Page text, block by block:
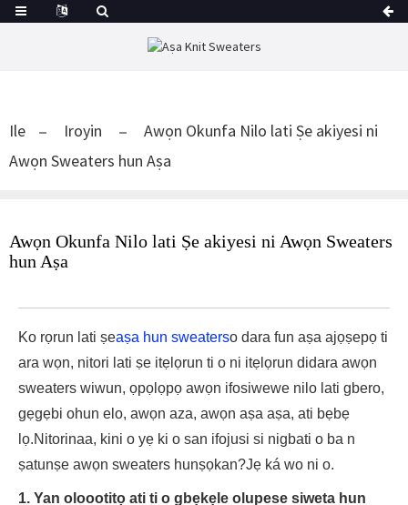
Ile Iroyin
Awọn Okunfa Nilo lati Ṣe akiyesi ni
Awọn Sweaters hun Aṣa
Awọn Okunfa Nilo lati Ṣe akiyesi ni Awọn Sweaters
hun Aṣa
Ko rọrun lati ṣeaṣa hun sweaterso dara fun aṣa ajọṣepọ ti
ara wọn, nitori lati ṣe itẹlọrun ti o ni itẹlọrun didara awọn
sweaters wiwun, ọpọlọpọ awọn ifosiwewe nilo lati gbero,
gẹgẹbi ohun elo, awọn aza, awọn aṣa aṣa, ati bẹbẹ
lọ.Nitorinaa, kini o yẹ ki o san ifojusi si nigbati o ba n
ṣatunṣe awọn sweaters hunṣọkan?Jẹ ká wo ni o.
1. Yan oloootitọ ati ti o gbẹkẹle olupese siweta hun